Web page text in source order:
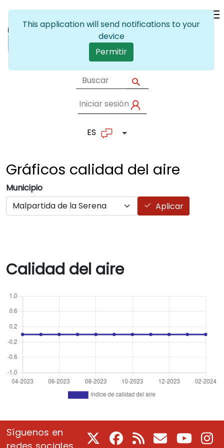
User account
Iniciar sesión
ES Lista adicional de
Gráficos calidad del aire
Municipio
Aplicar
Calidad del aire
Síguenos en
Facebook
RSS CorreoYoutube
This application will send notifications to your
device
Permitir